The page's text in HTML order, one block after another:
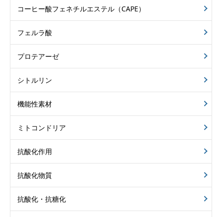
コーヒー酸フェネチルエステル（CAPE）
フェルラ酸
プロテアーゼ
シトルリン
機能性素材
ミトコンドリア
抗酸化作用
抗酸化物質
抗酸化・抗糖化